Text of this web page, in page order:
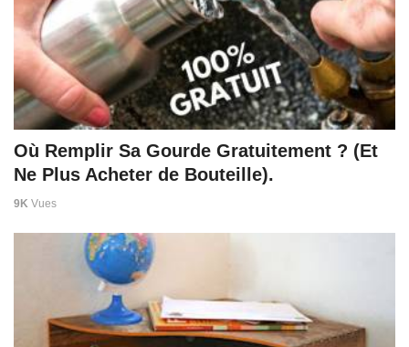
Où Remplir Sa Gourde Gratuitement ? (Et
Ne Plus Acheter de Bouteille).
9K Vues